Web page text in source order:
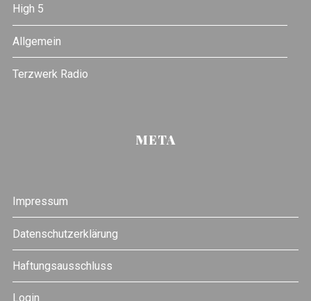
High 5
Allgemein
Terzwerk Radio
META
Impressum
Datenschutzerklärung
Haftungsausschluss
Login